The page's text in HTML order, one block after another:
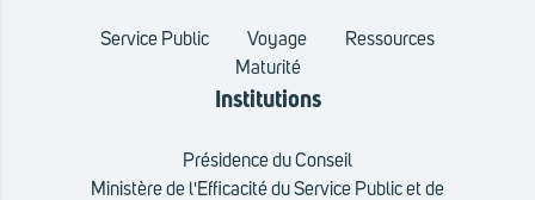
Service Public Voyage
Ressources
Maturité
Institutions
Présidence du Conseil
Ministère de l'Efficacité du Service Public et de